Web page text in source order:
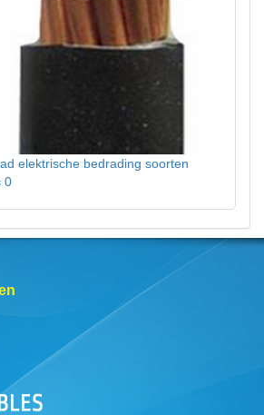
elektrische bedrading soorten
0